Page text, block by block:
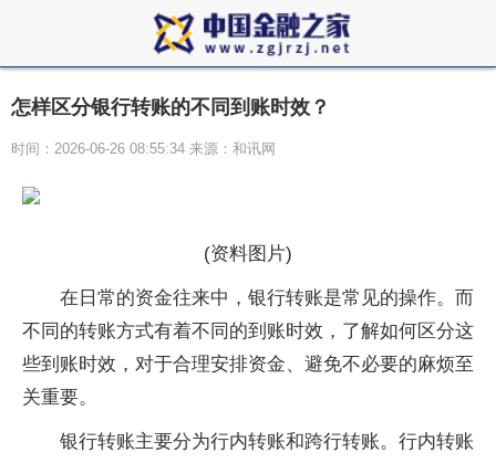
怎样区分银行转账的不同到账时效？
时间：2026-06-26 08:55:34 来源：和讯网
(资料图片)
在日常的资金往来中，银行转账是常见的操作。而
不同的转账方式有着不同的到账时效，了解如何区分这
些到账时效，对于合理安排资金、避免不必要的麻烦至
关重要。
银行转账主要分为行内转账和跨行转账。行内转账